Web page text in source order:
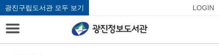
광진구립도서관 모두 보기 LOGIN